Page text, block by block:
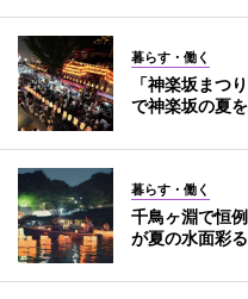
暮らす・働く
「神楽坂まつ
で神楽坂の夏
暮らす・働く
千鳥ヶ淵で恒
が夏の水面彩る